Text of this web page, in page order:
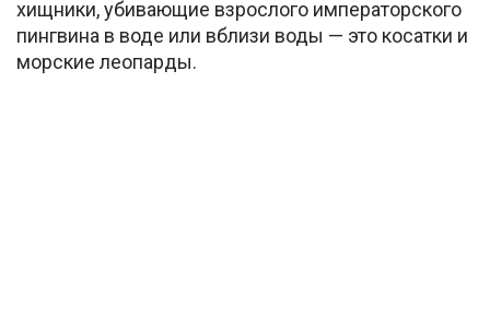
хищники, убивающие взрослого императорского
пингвина в воде или вблизи воды — это косатки и
морские леопарды.